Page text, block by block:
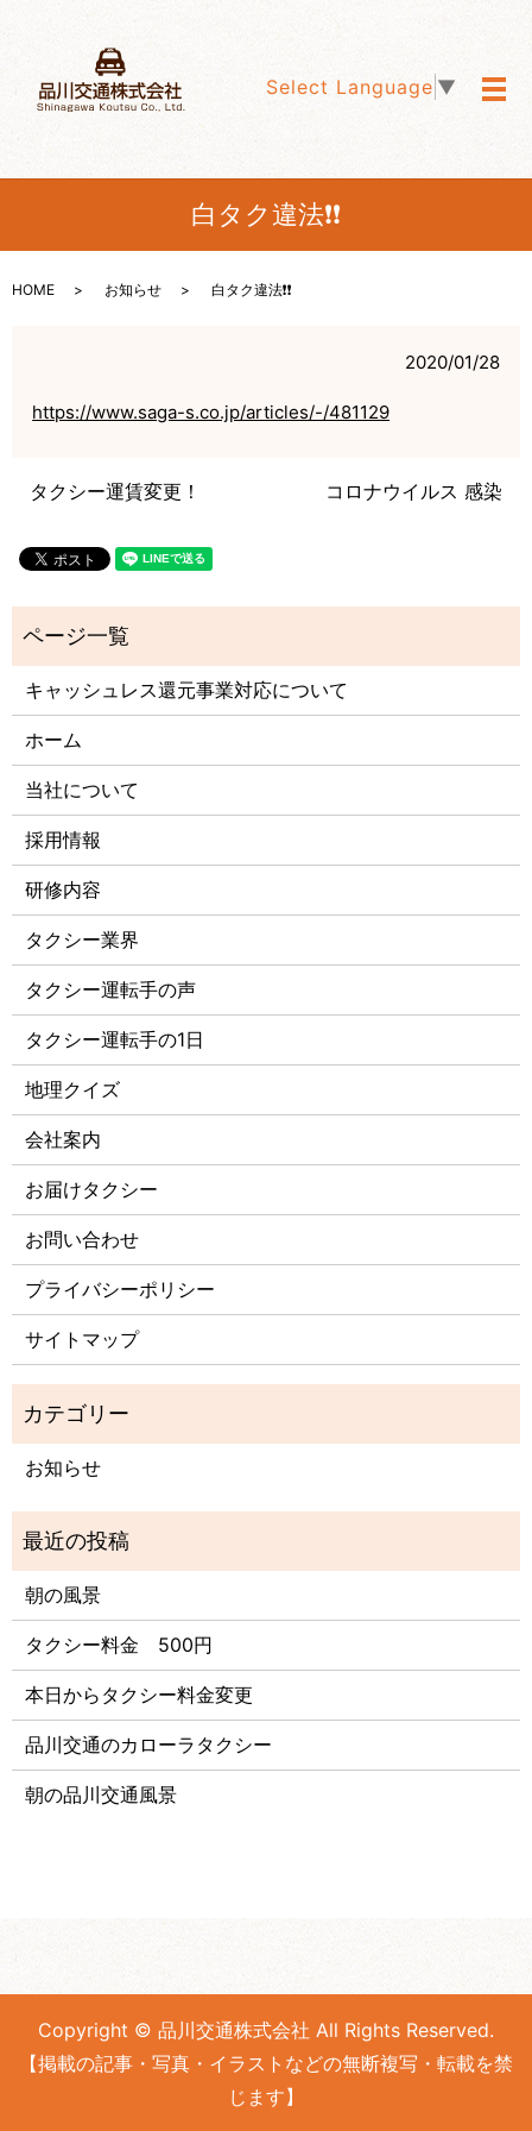
Select Language ▼
メ
白タク違法❗️❗️
HOME お知らせ 白タク違法❗️❗️
2020/01/28
https://www.saga-s.co.jp/articles/-/481129
タクシー運賃変更！ コロナウイルス 感染
キャッシュレス還元事業対応について
ホーム
当社について
採用情報
研修内容
タクシー業界
タクシー運転手の声
タクシー運転手の1日
地理クイズ
会社案内
お届けタクシー
お問い合わせ
プライバシーポリシー
サイトマップ
お知らせ
朝の風景
タクシー料金 500円
本日からタクシー料金変更
品川交通のカローラタクシー
朝の品川交通風景
Copyright © 品川交通株式会社 All Rights Reserved.
【掲載の記事・写真・イラストなどの無断複写・転載を禁
じます】